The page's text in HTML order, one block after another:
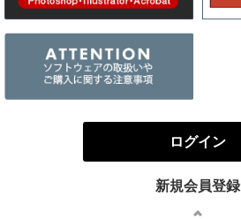
ログイン
新規会員登録